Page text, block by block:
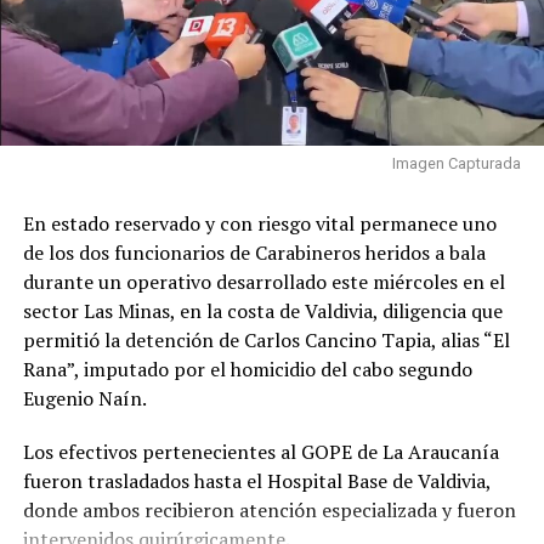
alta complejidad.
“Ellos ya habían participado en la captura de otros
prófugos; es personal que siempre ha estado en
situaciones de extrema complejidad y no han temido
combatir el crimen organizado”, afirmó.
desarrollado por los equipos especializados que
participaron en la búsqueda del imputado y reiteró que
la institución continuará realizando diligencias para
ubicar a personas prófugas de la justicia.
“Le pido a toda la gente que siga rezando, que siga
pidiendo por la salud del cabo primero Cosme”, expresó.
Procedimiento terminó con imputado
detenido
Imagen Capturada
En estado reservado y con riesgo vital permanece uno
de los dos funcionarios de Carabineros heridos a bala
durante un operativo desarrollado este miércoles en el
sector Las Minas, en la costa de Valdivia, diligencia que
permitió la detención de Carlos Cancino Tapia, alias “El
Rana”, imputado por el homicidio del cabo segundo
Eugenio Naín.
Los efectivos pertenecientes al GOPE de La Araucanía
fueron trasladados hasta el Hospital Base de Valdivia,
donde ambos recibieron atención especializada y fueron